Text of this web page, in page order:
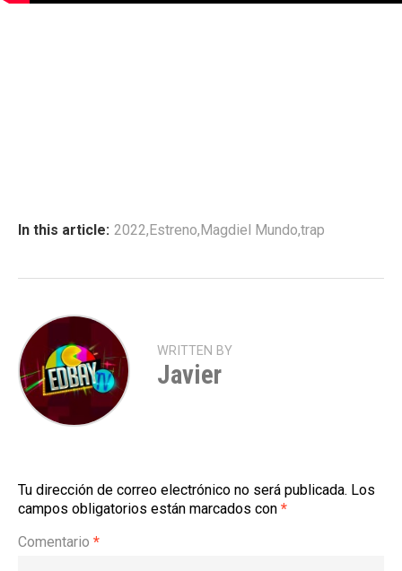
In this article: 2022,Estreno,Magdiel Mundo,trap
WRITTEN BY
Javier
Tu dirección de correo electrónico no será publicada. Los
campos obligatorios están marcados con *
Comentario *